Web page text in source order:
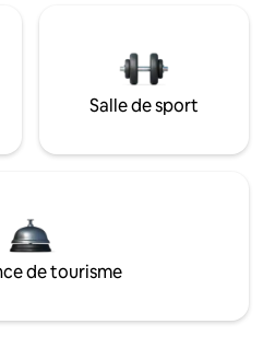
Salle de sport
de tourisme